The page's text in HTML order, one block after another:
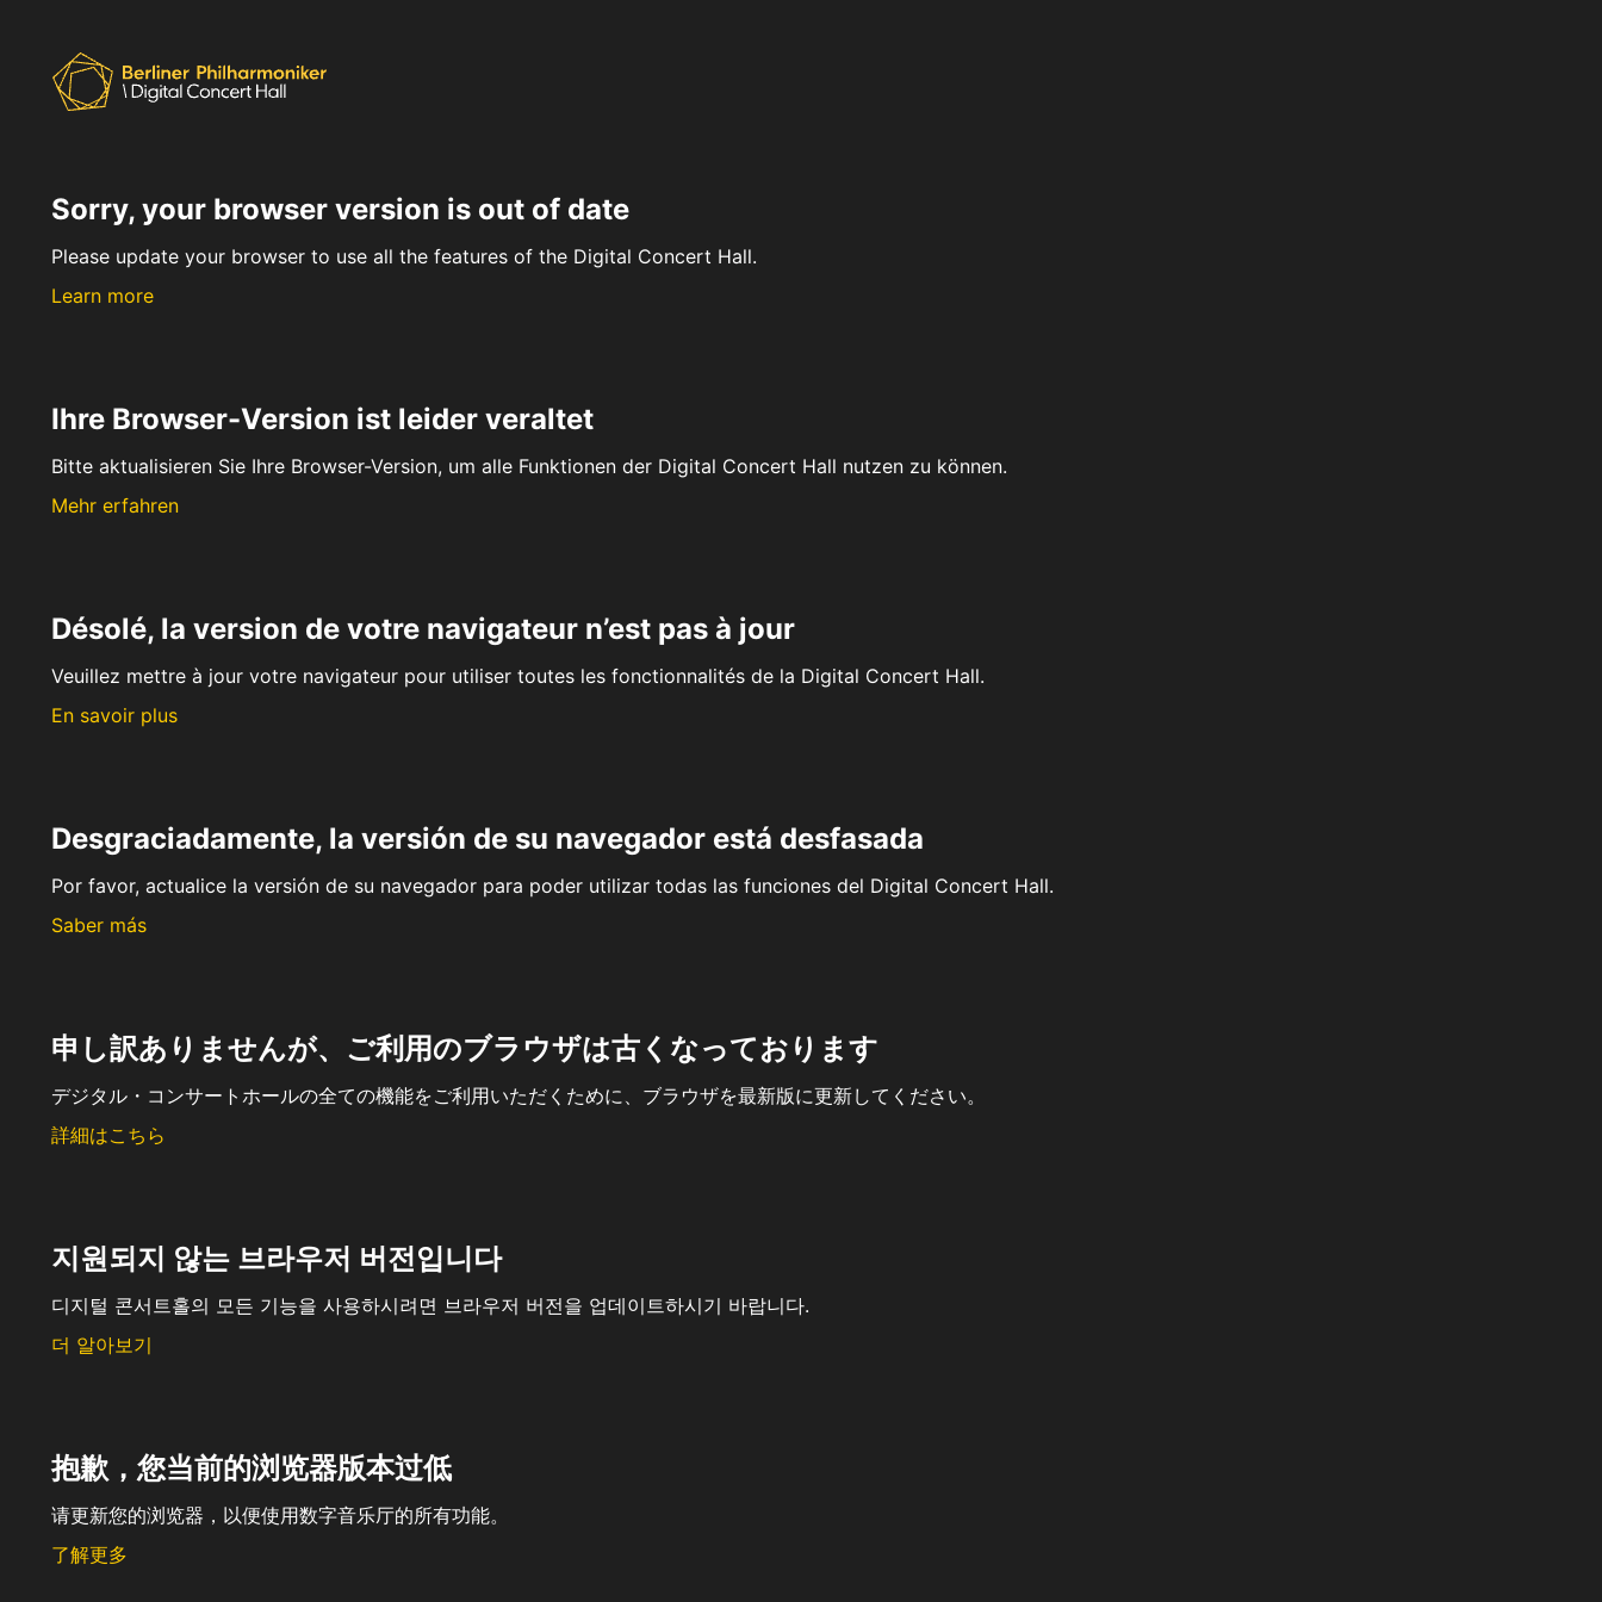
Sorry, your browser version is out of date
Please update your browser to use all the features of the Digital Concert Hall.
Learn more
Ihre Browser-Version ist leider veraltet
Bitte aktualisieren Sie Ihre Browser-Version, um alle Funktionen der Digital Concert Hall nutzen zu können.
Mehr erfahren
Désolé, la version de votre navigateur n’est pas à jour
Veuillez mettre à jour votre navigateur pour utiliser toutes les fonctionnalités de la Digital Concert Hall.
En savoir plus
Desgraciadamente, la versión de su navegador está desfasada
Por favor, actualice la versión de su navegador para poder utilizar todas las funciones del Digital Concert Hall.
Saber más
申し訳ありませんが、ご利用のブラウザは古くなっております
デジタル・コンサートホールの全ての機能をご利用いただくために、ブラウザを最新版に更新してください。
詳細はこちら
지원되지 않는 브라우저 버전입니다
디지털 콘서트홀의 모든 기능을 사용하시려면 브라우저 버전을 업데이트하시기 바랍니다.
더 알아보기
抱歉，您当前的浏览器版本过低
请更新您的浏览器，以便使用数字音乐厅的所有功能。
了解更多